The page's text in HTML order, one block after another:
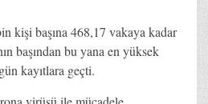
kişi başına 468,17 vakaya kadar
başından bu yana en yüksek
kayıtlara geçti.